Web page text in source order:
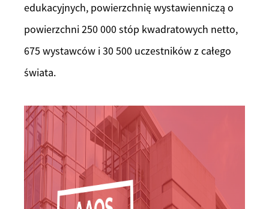
edukacyjnych, powierzchnię wystawienniczą o
powierzchni 250 000 stóp kwadratowych netto,
675 wystawców i 30 500 uczestników z całego
świata.